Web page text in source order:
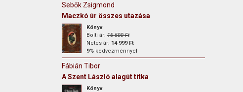
Sebők Zsigmond
Maczkó úr összes utazása
Könyv
Bolti ár:16 500 Ft
Netes ár: 14 999 Ft
9%kedvezménnyel
Fábián Tibor
A Szent László alagút titka
Könyv